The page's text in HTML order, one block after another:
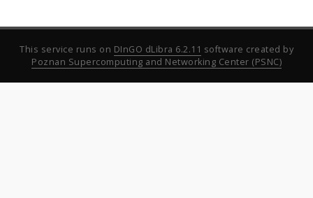
This service runs on DInGO dLibra 6.2.11 software created by
Poznan Supercomputing and Networking Center (PSNC)